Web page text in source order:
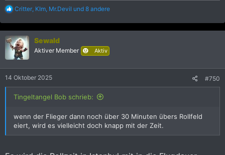
R
a
k
t
i
o
n
:
Critter KIm Mr.Devil und 8 andere
Sewald
Aktiver Member Aktiv
14 Oktober 2025 #750
Tingeltangel Bob schrieb:
wenn der Flieger dann noch über 30 Minuten übers Rollfeld
eiert, wird es vielleicht doch knapp mit der Zeit.